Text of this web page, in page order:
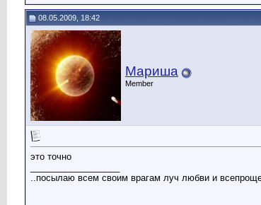
08.05.2009, 18:42
Мариша
Member
это точно
..посылаю всем своим врагам луч любви и